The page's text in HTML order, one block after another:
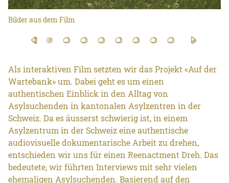
Bilder aus dem Film
Als interaktiven Film setzten wir das Projekt «Auf der
Wartebank» um. Dabei geht es um einen
authentischen Einblick in den Alltag von
Asylsuchenden in kantonalen Asylzentren in der
Schweiz. Da es äusserst schwierig ist, in einem
Asylzentrum in der Schweiz eine authentische
audiovisuelle dokumentarische Arbeit zu drehen,
entschieden wir uns für einen Reenactment Dreh. Das
bedeutete, wir führten Interviews mit sehr vielen
ehemaligen Asylsuchenden. Basierend auf den